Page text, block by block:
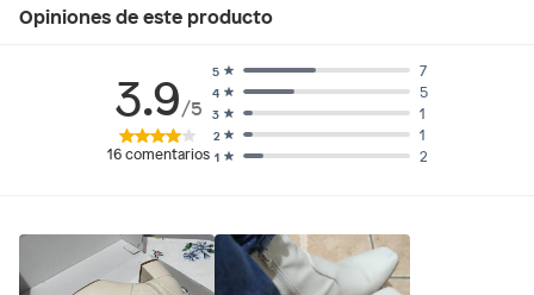
Opiniones de este producto
3.9/5
16 comentarios 1 2
2 1
3 1
4 5
5 7